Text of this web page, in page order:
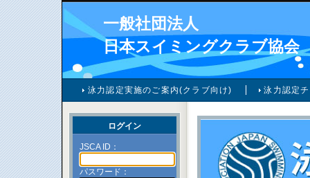
一般社団法人
日本スイミングクラブ協会
泳力認定実施のご案内(クラブ向け) 泳力認定
ログイン
JSCA ID：
パスワード：